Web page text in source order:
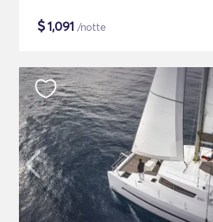
$1,091 /notte